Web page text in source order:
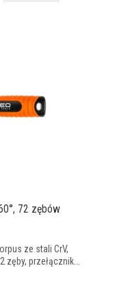
72 zębów
ze stali CrV,
przełącznik...